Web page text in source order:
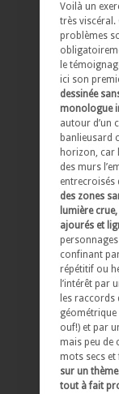
Voilà un
très
problèmes
le
ici son
dessinée
monologue
autour d’un
banlieusard
horizon, car
des murs
entrecroisés
des zones
lumière
ajourés et
confinant
répétitif ou
l’intérêt par
les raccords
géométrique
ouf!) et par
mais peu de
mots secs
sur un
tout à fait